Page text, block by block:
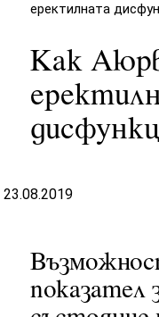
еректилната
Как
23.08.2019
показател